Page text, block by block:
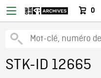
0
STK-ID 12665